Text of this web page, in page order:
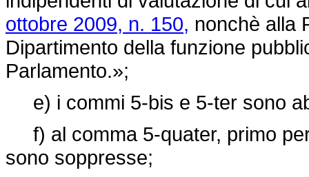
ottobre 2009, n. 150, nonchè alla
Dipartimento della funzione
Parlamento.»;
e) i commi 5-bis e 5-ter sono
f) al comma 5-quater, primo
sono soppresse;